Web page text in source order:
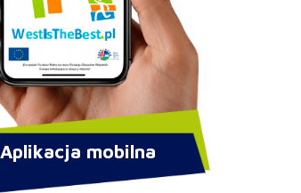
Aplikacja mobilna